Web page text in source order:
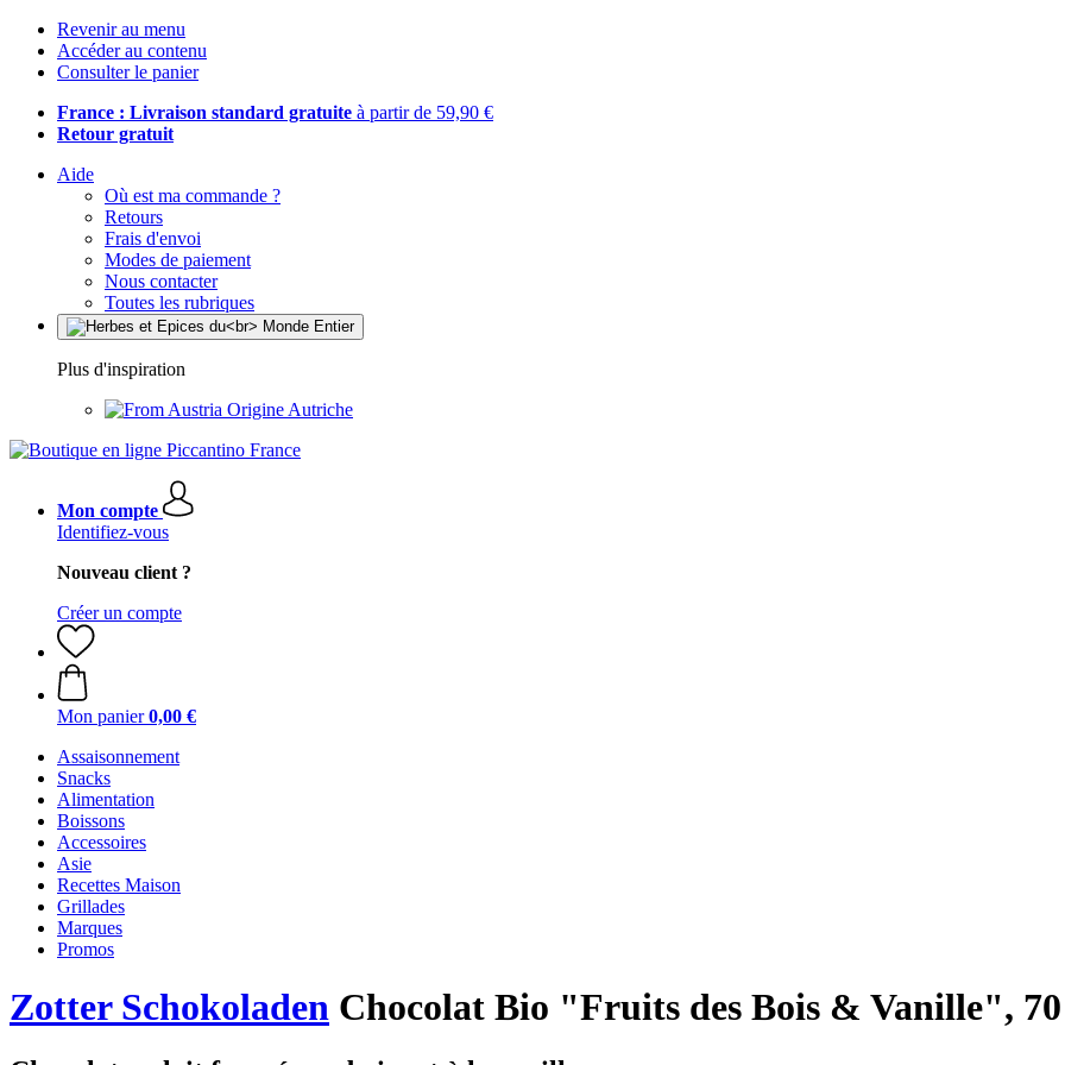
Revenir au menu
Accéder au contenu
Consulter le panier
France : Livraison standard gratuite à partir de 59,90 €
Retour gratuit
Aide
Où est ma commande ?
Retours
Frais d'envoi
Modes de paiement
Nous contacter
Toutes les rubriques
Plus d'inspiration
Origine Autriche
Mon compte
Identifiez-vous
Nouveau client ?
Créer un compte
Mon panier 0,00 €
Assaisonnement
Snacks
Alimentation
Boissons
Accessoires
Asie
Recettes Maison
Grillades
Marques
Promos
Zotter Schokoladen Chocolat Bio "Fruits des Bois & Vanille",